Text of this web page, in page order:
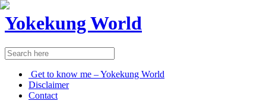
Yokekung World
Get to know me – Yokekung World
Disclaimer
Contact